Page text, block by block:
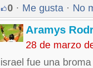
0 · Me gusta · No
Aramys
28 de marzo
israel fue una